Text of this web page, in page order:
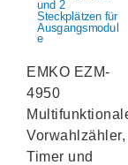
EMKO EZM-
4950
Vorwahlzähler,
Timer und